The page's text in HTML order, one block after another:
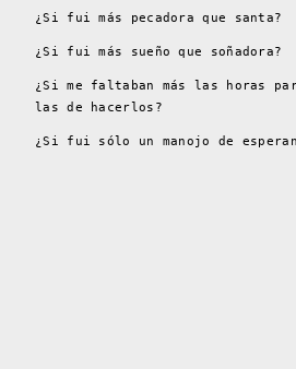
¿Si fui más pecadora que santa?
¿Si fui más sueño que soñadora?
¿Si me faltaban más las horas
las de hacerlos?
¿Si fui sólo un manojo de